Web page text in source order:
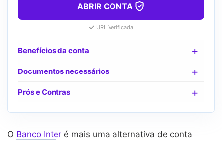
ABRIR CONTA
URL Verificada
Benefícios da conta
Documentos necessários
Prós e Contras
O Banco Inter é mais uma alternativa de conta